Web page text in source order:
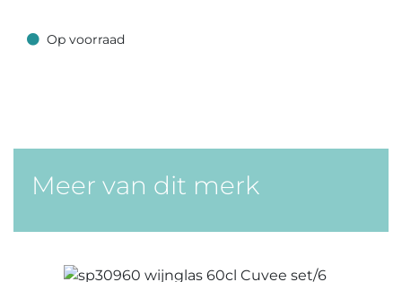
Op voorraad
Op voorraad
Meer van dit merk